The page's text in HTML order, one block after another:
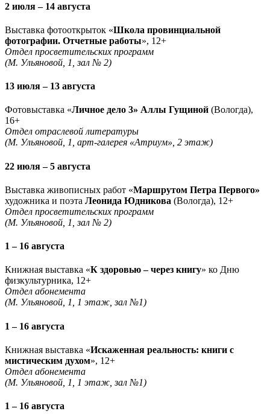
2 июля – 14 августа
Выставка фотооткрыток «Школа провинциальной
фотографии. Отчетные работы», 12+
Отдел просветительских программ
(М. Ульяновой, 1, зал № 2)
13 июля – 13 августа
Фотовыставка «Личное дело 3» Аллы Гущиной (Вологда),
16+
Отдел отраслевой литературы
(М. Ульяновой, 1, арт-галерея «Атриум», 2 этаж)
22 июля – 5 августа
Выставка живописных работ «Маршрутом Петра Первого»
художника и поэта Леонида Юдникова (Вологда), 12+
Отдел просветительских программ
(М. Ульяновой, 1, зал № 2)
1 – 16 августа
Книжная выставка «К здоровью – через книгу» ко Дню
физкультурника, 12+
Отдел абонемента
(М. Ульяновой, 1, 1 этаж, зал №1)
1 – 16 августа
Книжная выставка «Искаженная реальность: книги с
мистическим духом», 12+
Отдел абонемента
(М. Ульяновой, 1, 1 этаж, зал №1)
1 – 16 августа